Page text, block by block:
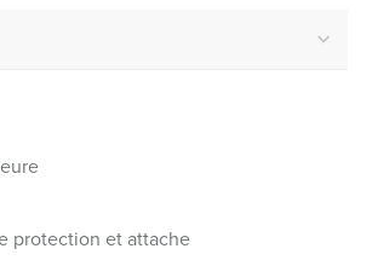
protection et attache